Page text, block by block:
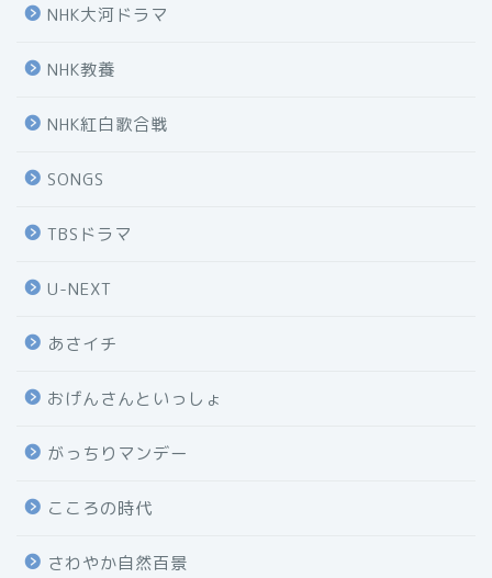
NHK大河ドラマ
NHK教養
NHK紅白歌合戦
SONGS
TBSドラマ
U-NEXT
あさイチ
おげんさんといっしょ
がっちりマンデー
こころの時代
さわやか自然百景